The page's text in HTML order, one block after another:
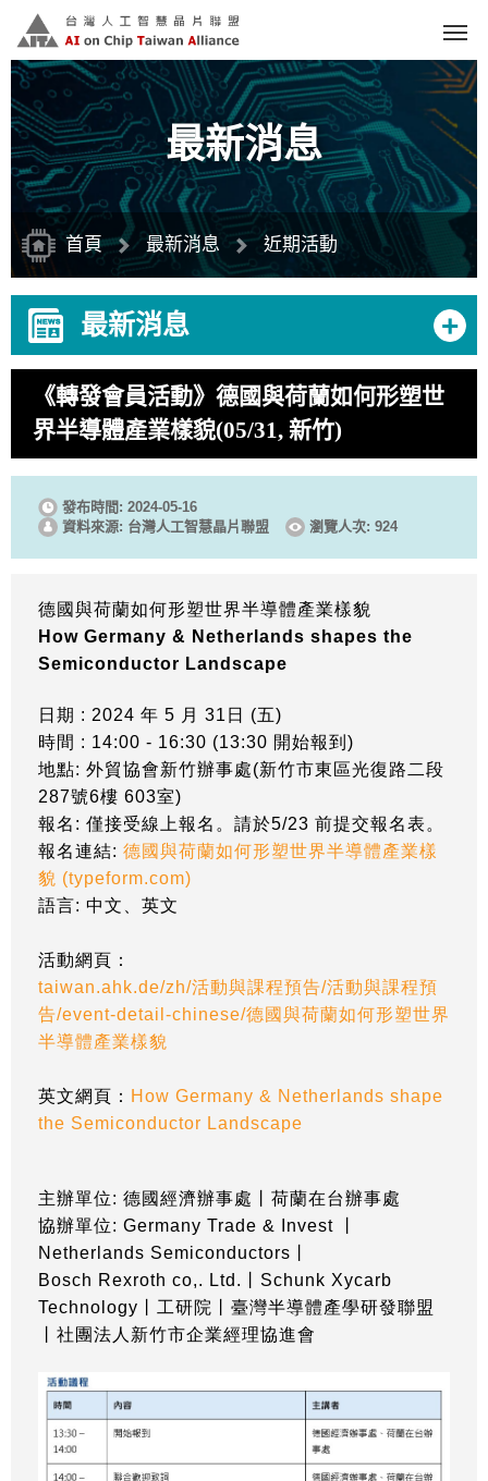
最新消息
首頁 最新消息 近期活動
最新消息 +
《轉發會員活動》德國與荷蘭如何形塑世
界半導體產業樣貌(05/31, 新竹)
發布時間: 2024-05-16
資料來源: 台灣人工智慧晶片聯盟
瀏覽人次: 924
德國與荷蘭如何形塑世界半導體產業樣貌
How Germany & Netherlands shapes the
Semiconductor Landscape
日期 : 2024 年 5 月 31日 (五)
時間 : 14:00 - 16:30 (13:30 開始報到)
地點: 外貿協會新竹辦事處(新竹市東區光復路二段
287號6樓 603室)
報名: 僅接受線上報名。請於5/23 前提交報名表。
報名連結: 德國與荷蘭如何形塑世界半導體產業樣
貌 (typeform.com)
語言: 中文、英文
活動網頁 ：
taiwan.ahk.de/zh/活動與課程預告/活動與課程預
告/event-detail-chinese/德國與荷蘭如何形塑世界
半導體產業樣貌
英文網頁： How Germany & Netherlands shape
the Semiconductor Landscape
主辦單位: 德國經濟辦事處丨荷蘭在台辦事處
協辦單位: Germany Trade & Invest 丨
Netherlands Semiconductors丨
Bosch Rexroth co,. Ltd.丨Schunk Xycarb
Technology丨工研院
丨臺灣半導體產學研發聯盟
丨社團法人新竹市企業經理協進會